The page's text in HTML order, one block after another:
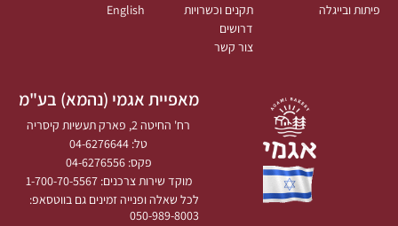
מאפיית אגמי (נהמא) בע"מ
רח' החיטה 2, פארק תעשיות קיסריה
טל: 04-6276644
פקס: 04-6276556
מוקד שירות צרכנים: 1-700-70-5567
לכל שאלה ופנייה זמינים גם בווטסאפ:
050-989-8003
פיתות ובייגלה
תקנים וכשרויות
דרושים
צור קשר
English